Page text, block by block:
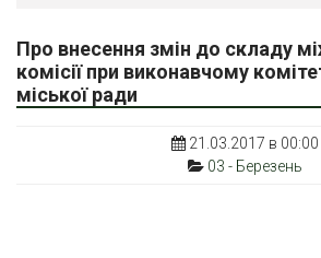
Про внесення змін до складу
комісії при виконавчому
міської ради
21.03.2017 в 00:00
03 - Березень